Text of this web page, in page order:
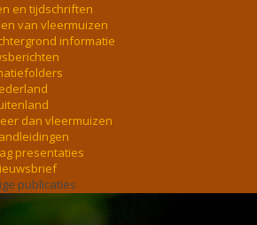
en tijdschriften
van vleermuizen
informatie
dan vleermuizen
presentaties
publicaties
info (rabies, corona, etc)